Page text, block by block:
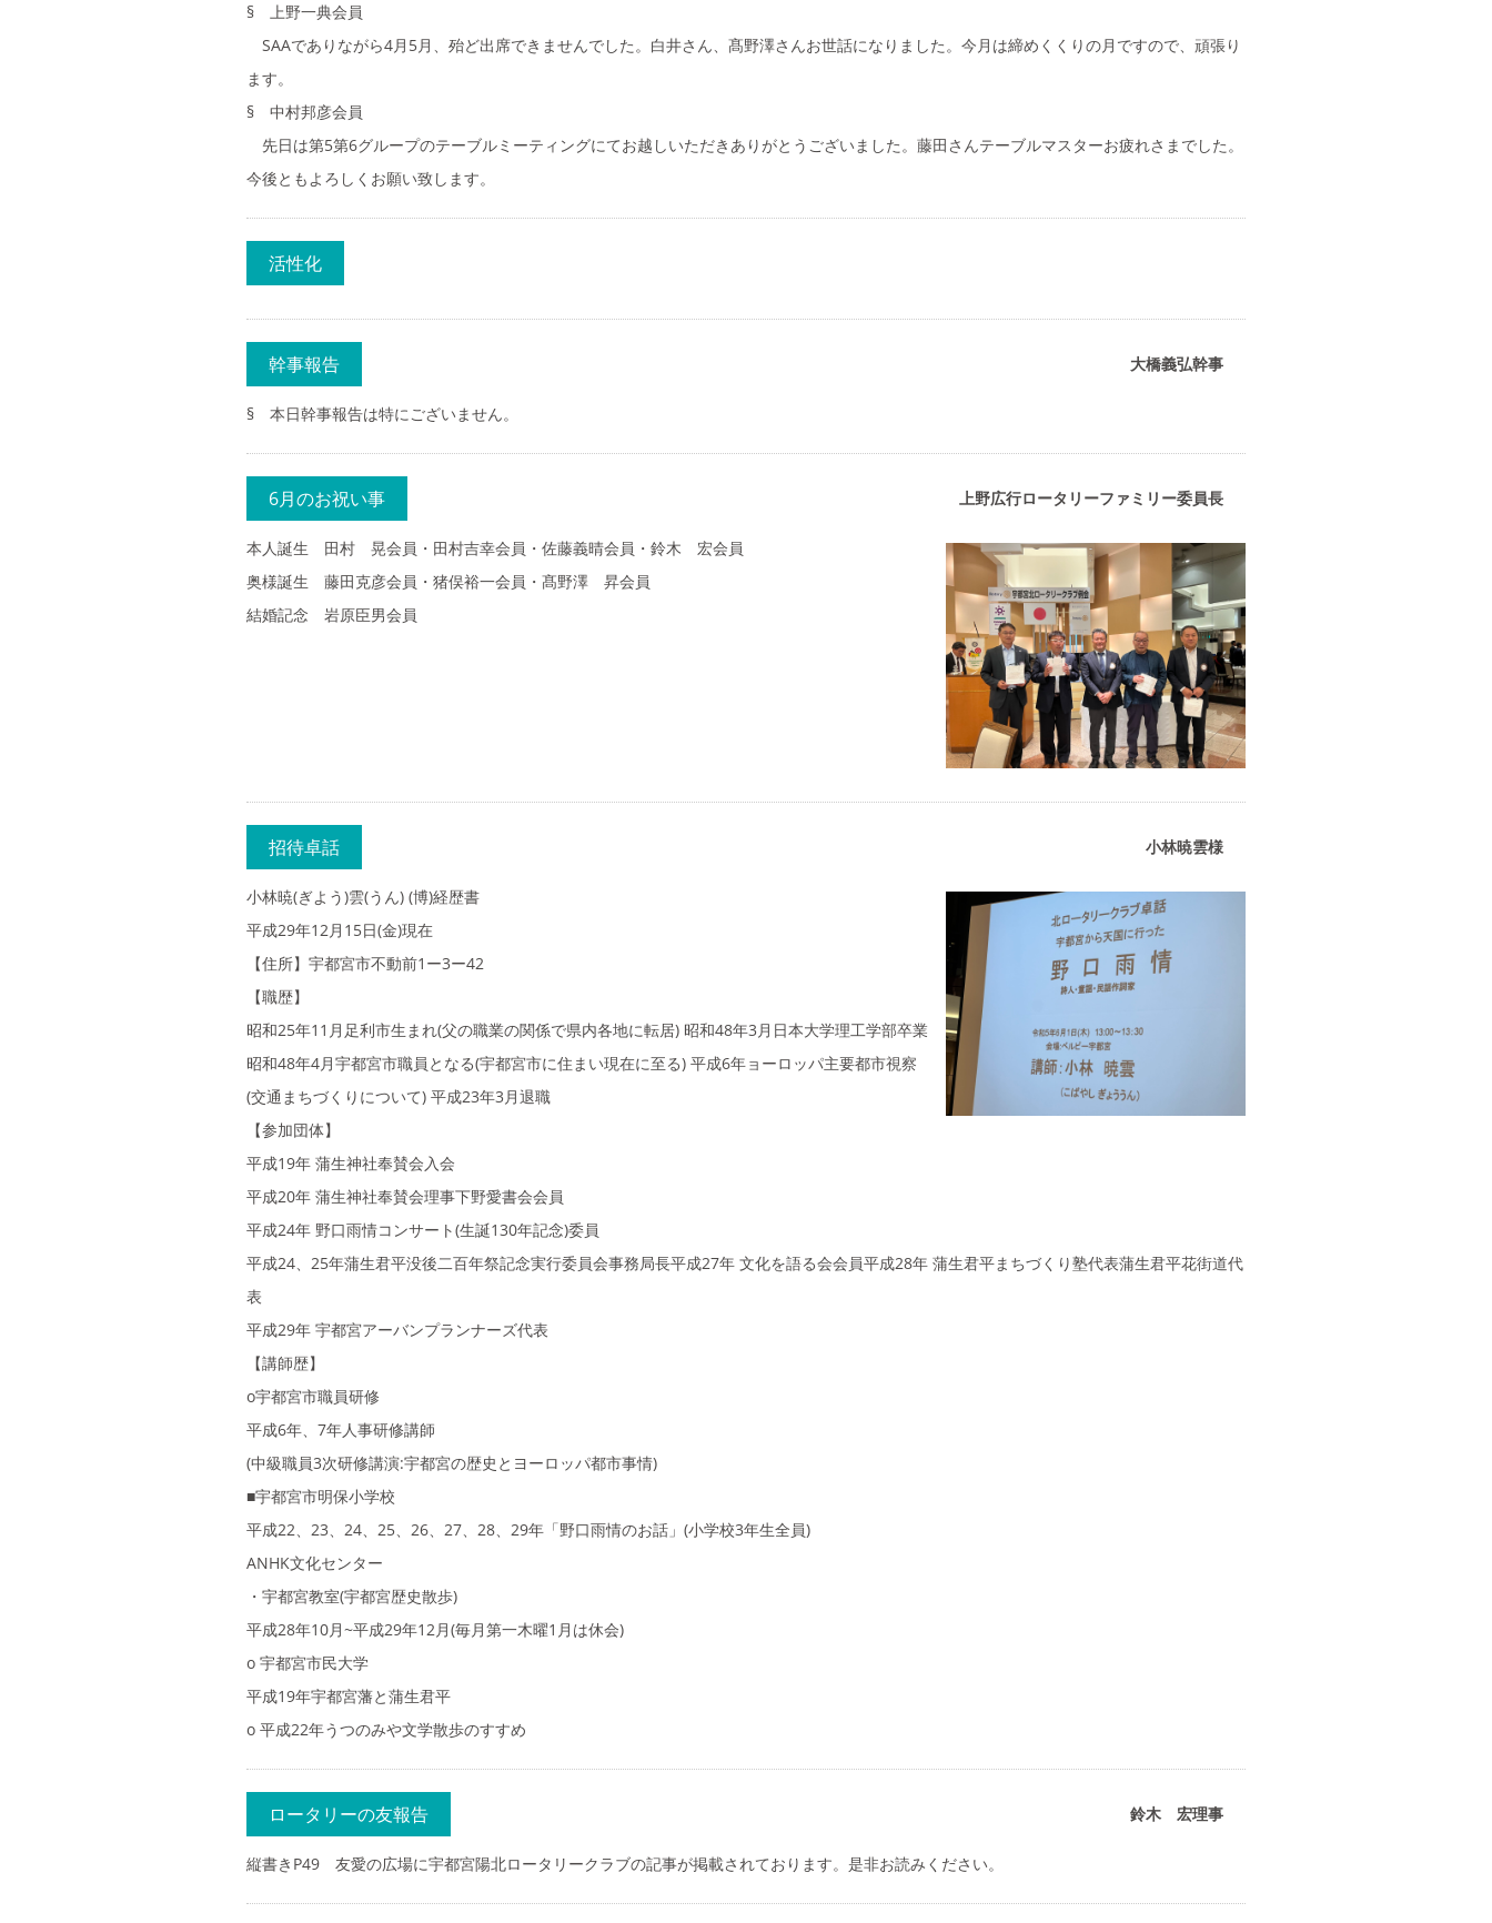
§ 上野一典会員
SAAでありながら4月5月、殆ど出席できませんでした。白井さん、髙野澤さんお世話になりました。今月は締めくくりの月ですので、頑張り
ます。
§ 中村邦彦会員
先日は第5第6グループのテーブルミーティングにてお越しいただきありがとうございました。藤田さんテーブルマスターお疲れさまでした。
今後ともよろしくお願い致します。
活性化
幹事報告 大橋義弘幹事
§ 本日幹事報告は特にございません。
6月のお祝い事 上野広行ロータリーファミリー委員長
本人誕生 田村 晃会員・田村吉幸会員・佐藤義晴会員・鈴木 宏会員
奥様誕生 藤田克彦会員・猪俣裕一会員・髙野澤 昇会員
結婚記念 岩原臣男会員
招待卓話 小林暁雲様
小林暁(ぎよう)雲(うん) (博)経歴書
平成29年12月15日(金)現在
【住所】宇都宮市不動前1ー3ー42
【職歴】
昭和25年11月足利市生まれ(父の職業の関係で県内各地に転居) 昭和48年3月日本大学理工学部卒業
昭和48年4月宇都宮市職員となる(宇都宮市に住まい現在に至る) 平成6年ョーロッパ主要都市視察
(交通まちづくりについて) 平成23年3月退職
【参加団体】
平成19年 蒲生神社奉賛会入会
平成20年 蒲生神社奉賛会理事下野愛書会会員
平成24年 野口雨情コンサート(生誕130年記念)委員
平成24、25年蒲生君平没後二百年祭記念実行委員会事務局長平成27年 文化を語る会会員平成28年 蒲生君平まちづくり塾代表蒲生君平花街道代
表
平成29年 宇都宮アーバンプランナーズ代表
【講師歴】
o宇都宮市職員研修
平成6年、7年人事研修講師
(中級職員3次研修講演:宇都宮の歴史とヨーロッパ都市事情)
■宇都宮市明保小学校
平成22、23、24、25、26、27、28、29年「野口雨情のお話」(小学校3年生全員)
ANHK文化センター
・宇都宮教室(宇都宮歴史散歩)
平成28年10月~平成29年12月(毎月第一木曜1月は休会)
o 宇都宮市民大学
平成19年宇都宮藩と蒲生君平
o 平成22年うつのみや文学散歩のすすめ
ロータリーの友報告 鈴木 宏理事
縦書きP49 友愛の広場に宇都宮陽北ロータリークラブの記事が掲載されております。是非お読みください。